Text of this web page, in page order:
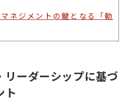
ネジメントの鍵となる「動
リーダーシップに基づ
ト